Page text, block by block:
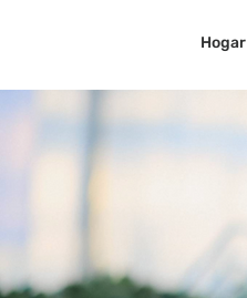
Hogar